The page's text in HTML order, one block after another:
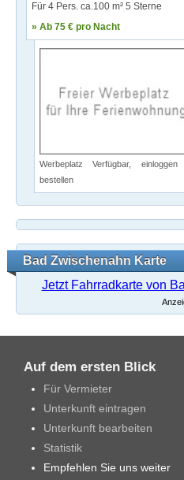
Für 4 Pers. ca.100 m² 5 Sterne
» Ab 75 € pro Nacht
Werbeplatz Verfügbar,
bestellen
Bad Zwischenahn Karte
Jetzt Fahrradkarte von
Auf dem ersten Blick
Für Vermieter
Unterkunft eintragen
Unterkunft bearbeiten
Statistik
Empfehlen Sie uns weiter